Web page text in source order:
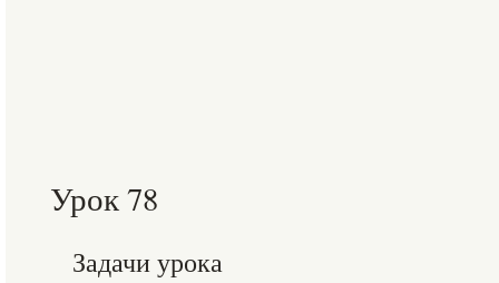
Урок 78
Задачи урока